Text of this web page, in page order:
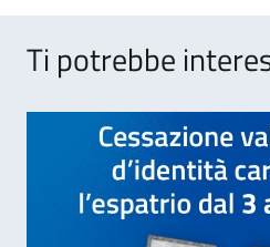
Ti potrebbe